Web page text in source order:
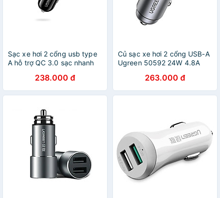
Sạc xe hơi 2 cổng usb type
A hỗ trợ QC 3.0 sạc nhanh
037CHG70192ED Hàng
chính hãng
238.000 đ
Củ sạc xe hơi 2 cổng USB-A
Ugreen 50592 24W 4.8A
263.000 đ